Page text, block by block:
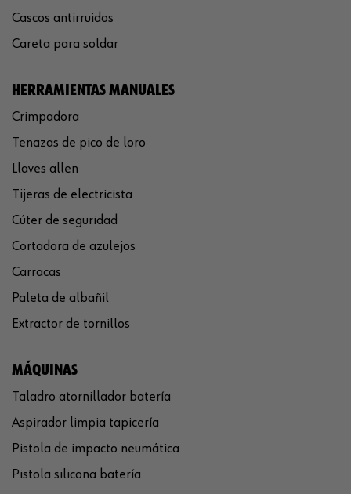
Cascos antirruidos
Careta para soldar
HERRAMIENTAS MANUALES
Crimpadora
Tenazas de pico de loro
Llaves allen
Tijeras de electricista
Cúter de seguridad
Cortadora de azulejos
Carracas
Paleta de albañil
Extractor de tornillos
MÁQUINAS
Taladro atornillador batería
Aspirador limpia tapicería
Pistola de impacto neumática
Pistola silicona batería